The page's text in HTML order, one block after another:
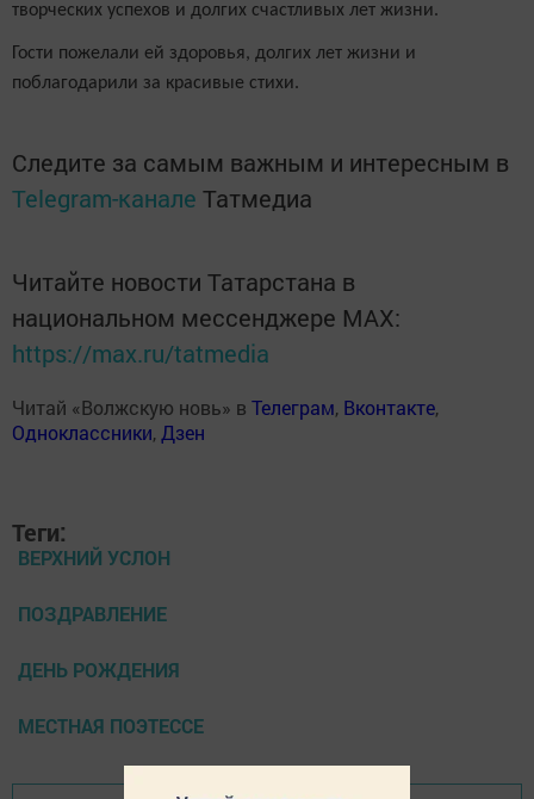
творческих успехов и долгих счастливых лет жизни.
Гости пожелали ей здоровья, долгих лет жизни и
поблагодарили за красивые стихи.
Следите за самым важным и интересным в
Telegram-канале Татмедиа
Читайте новости Татарстана в
национальном мессенджере MАХ:
https://max.ru/tatmedia
Читай «Волжскую новь» в Телеграм, Вконтакте,
Одноклассники, Дзен
Теги:
ВЕРХНИЙ УСЛОН
ПОЗДРАВЛЕНИЕ
ДЕНЬ РОЖДЕНИЯ
МЕСТНАЯ ПОЭТЕССЕ